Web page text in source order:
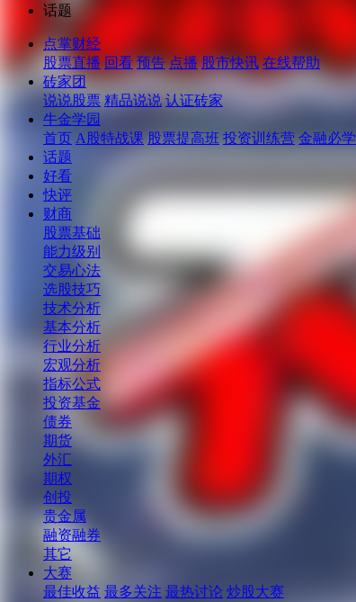
话题
点掌财经
股票直播 回看 预告 点播 股市快讯 在线帮助
砖家团
说说股票 精品说说 认证砖家
牛金学园
首页 A股特战课 股票提高班 投资训练营 金融必学
话题
好看
快评
财商
股票基础
能力级别
交易心法
选股技巧
技术分析
基本分析
行业分析
宏观分析
指标公式
投资基金
债券
期货
外汇
期权
创投
贵金属
融资融券
其它
大赛
最佳收益 最多关注 最热讨论 炒股大赛